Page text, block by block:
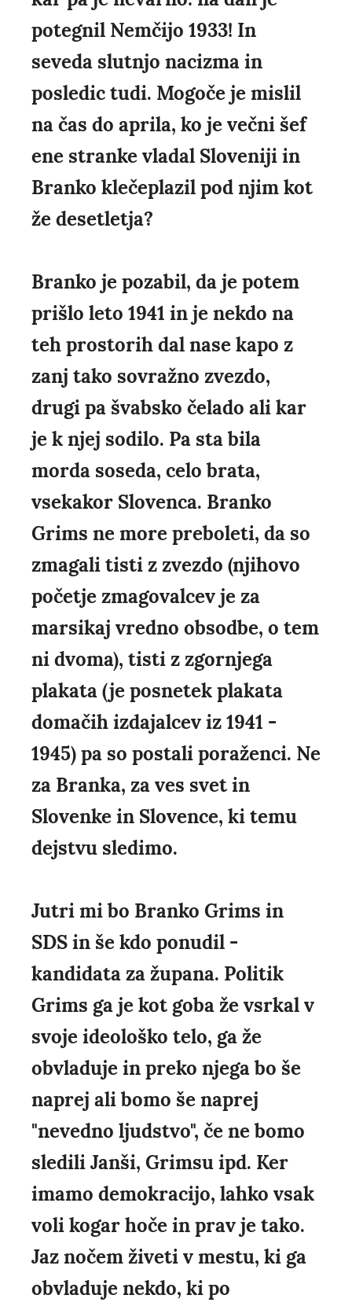
potegnil Nemčijo 1933! In
seveda slutnjo nacizma in
posledic tudi. Mogoče je mislil
na čas do aprila, ko je večni šef
ene stranke vladal Sloveniji in
Branko klečeplazil pod njim kot
že desetletja?
Branko je pozabil, da je potem
prišlo leto 1941 in je nekdo na
teh prostorih dal nase kapo z
zanj tako sovražno zvezdo,
drugi pa švabsko čelado ali kar
je k njej sodilo. Pa sta bila
morda soseda, celo brata,
vsekakor Slovenca. Branko
Grims ne more preboleti, da so
zmagali tisti z zvezdo (njihovo
početje zmagovalcev je za
marsikaj vredno obsodbe, o tem
ni dvoma), tisti z zgornjega
plakata (je posnetek plakata
domačih izdajalcev iz 1941 -
1945) pa so postali poraženci. Ne
za Branka, za ves svet in
Slovenke in Slovence, ki temu
dejstvu sledimo.
Jutri mi bo Branko Grims in
SDS in še kdo ponudil -
kandidata za župana. Politik
Grims ga je kot goba že vsrkal v
svoje ideološko telo, ga že
obvladuje in preko njega bo še
naprej ali bomo še naprej
"nevedno ljudstvo", če ne bomo
sledili Janši, Grimsu ipd. Ker
imamo demokracijo, lahko vsak
voli kogar hoče in prav je tako.
Jaz nočem živeti v mestu, ki ga
obvladuje nekdo, ki po